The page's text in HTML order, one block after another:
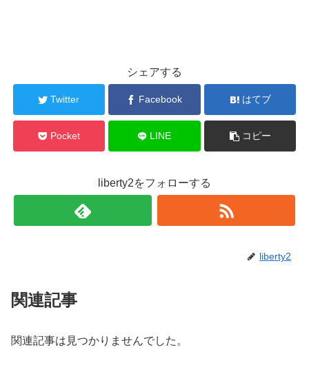
シェアする
Twitter Facebook はてブ
Pocket LINE コピー
liberty2をフォローする
liberty2
関連記事
関連記事は見つかりませんでした。